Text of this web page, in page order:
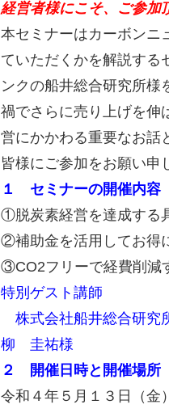
経営者様にこそ、ご参加
本セミナーはカーボンニ
ていただくかを解説する
ンクの船井総合研究所様
禍でさらに売り上げを伸
営にかかわる重要なお話
皆様にご参加をお願い申
１ セミナーの開催内容
①脱炭素経営を達成する
②補助金を活用してお得
③CO2フリーで経費削減
特別ゲスト講師
株式会社船井総合研
柳 圭祐様
２ 開催日時と開催場所
令和４年５月１３日（金